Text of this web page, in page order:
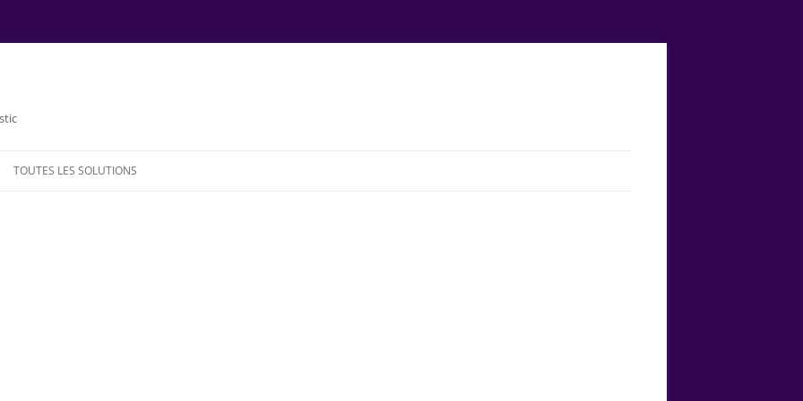
TOUTES LES SOLUTIONS